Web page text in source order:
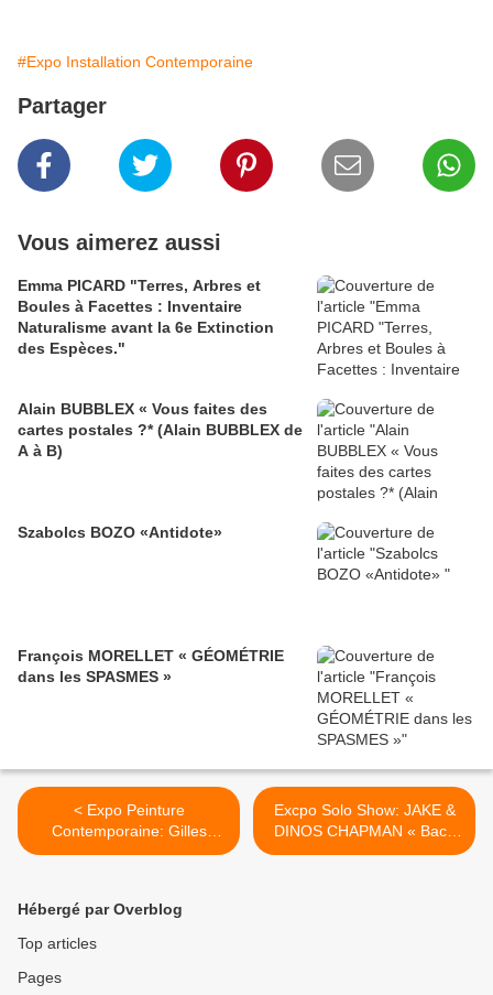
#Expo Installation Contemporaine
Partager
Vous aimerez aussi
Emma PICARD "Terres, Arbres et
Boules à Facettes : Inventaire
Naturalisme avant la 6e Extinction
des Espèces."
Alain BUBBLEX « Vous faites des
cartes postales ?* (Alain BUBBLEX de
A à B)
Szabolcs BOZO «Antidote»
François MORELLET « GÉOMÉTRIE
dans les SPASMES »
< Expo Peinture
Contemporaine: Gilles
AILLAUD "Tableaux 1966 —
Excpo Solo Show: JAKE &
DINOS CHAPMAN « Back
to the End of the Beginning
Hébergé par Overblog
Top articles
Pages